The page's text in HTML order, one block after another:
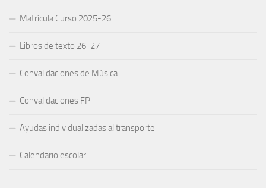
Matrícula Curso 2025-26
Libros de texto 26-27
Convalidaciones de Música
Convalidaciones FP
Ayudas individualizadas al transporte
Calendario escolar